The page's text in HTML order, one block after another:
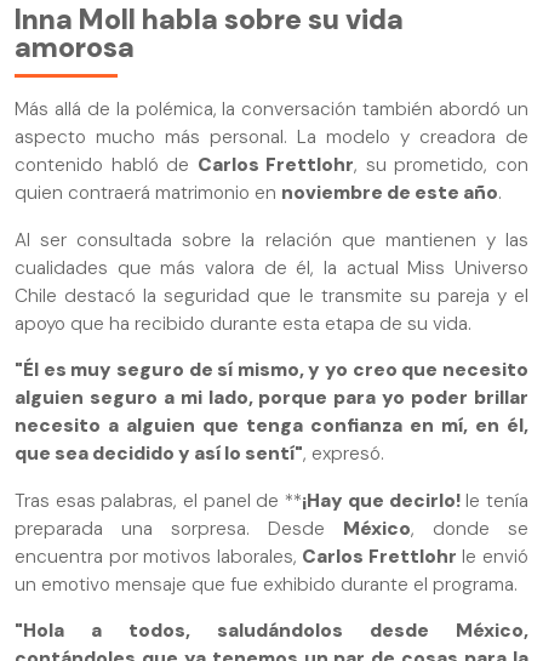
Inna Moll habla sobre su vida
amorosa
Más allá de la polémica, la conversación también abordó un
aspecto mucho más personal. La modelo y creadora de
contenido habló de Carlos Frettlohr, su prometido, con
quien contraerá matrimonio en noviembre de este año.
Al ser consultada sobre la relación que mantienen y las
cualidades que más valora de él, la actual Miss Universo
Chile destacó la seguridad que le transmite su pareja y el
apoyo que ha recibido durante esta etapa de su vida.
"Él es muy seguro de sí mismo, y yo creo que necesito
alguien seguro a mi lado, porque para yo poder brillar
necesito a alguien que tenga confianza en mí, en él,
que sea decidido y así lo sentí", expresó.
Tras esas palabras, el panel de **¡Hay que decirlo!le tenía
preparada una sorpresa. Desde México, donde se
encuentra por motivos laborales, Carlos Frettlohr le envió
un emotivo mensaje que fue exhibido durante el programa.
"Hola a todos, saludándolos desde México,